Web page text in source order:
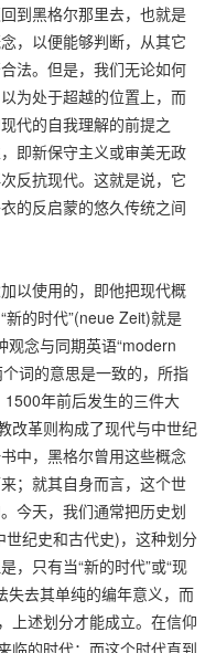
到黑格尔那里去，也就是
，以便能够判断，从其它
法。但是，我们无论如何
为处于超越的位置上，而
代的自我理解的前提之
即新保守主义或审美无政
反抗现代。这就是说，它
的反启蒙的悠久传统之间
以使用的，即他把现代概
的时代”(neue Zeit)就是
观念与同期英语“modern
词的意思是一致的，所指
年前后发生的三件大
改革则构成了现代与中世纪
中，黑格尔曾用这些概念
；就其自身而言，这个世
今天，我们通常把历史划
纪史和古代史)，这种划分
，只有当“新的时代”或“现
失去其单纯的编年意义，而
上述划分才能成立。在信仰
临的时代；而这个时代直到